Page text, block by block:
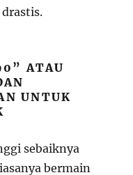
ATAU
UNTUK
sebaiknya
bermain